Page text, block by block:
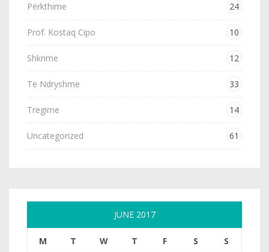
Përkthime 24
Prof. Kostaq Cipo 10
Shkrime 12
Të Ndryshme 33
Tregime 14
Uncategorized 61
JUNE 2017
M T W T F S S